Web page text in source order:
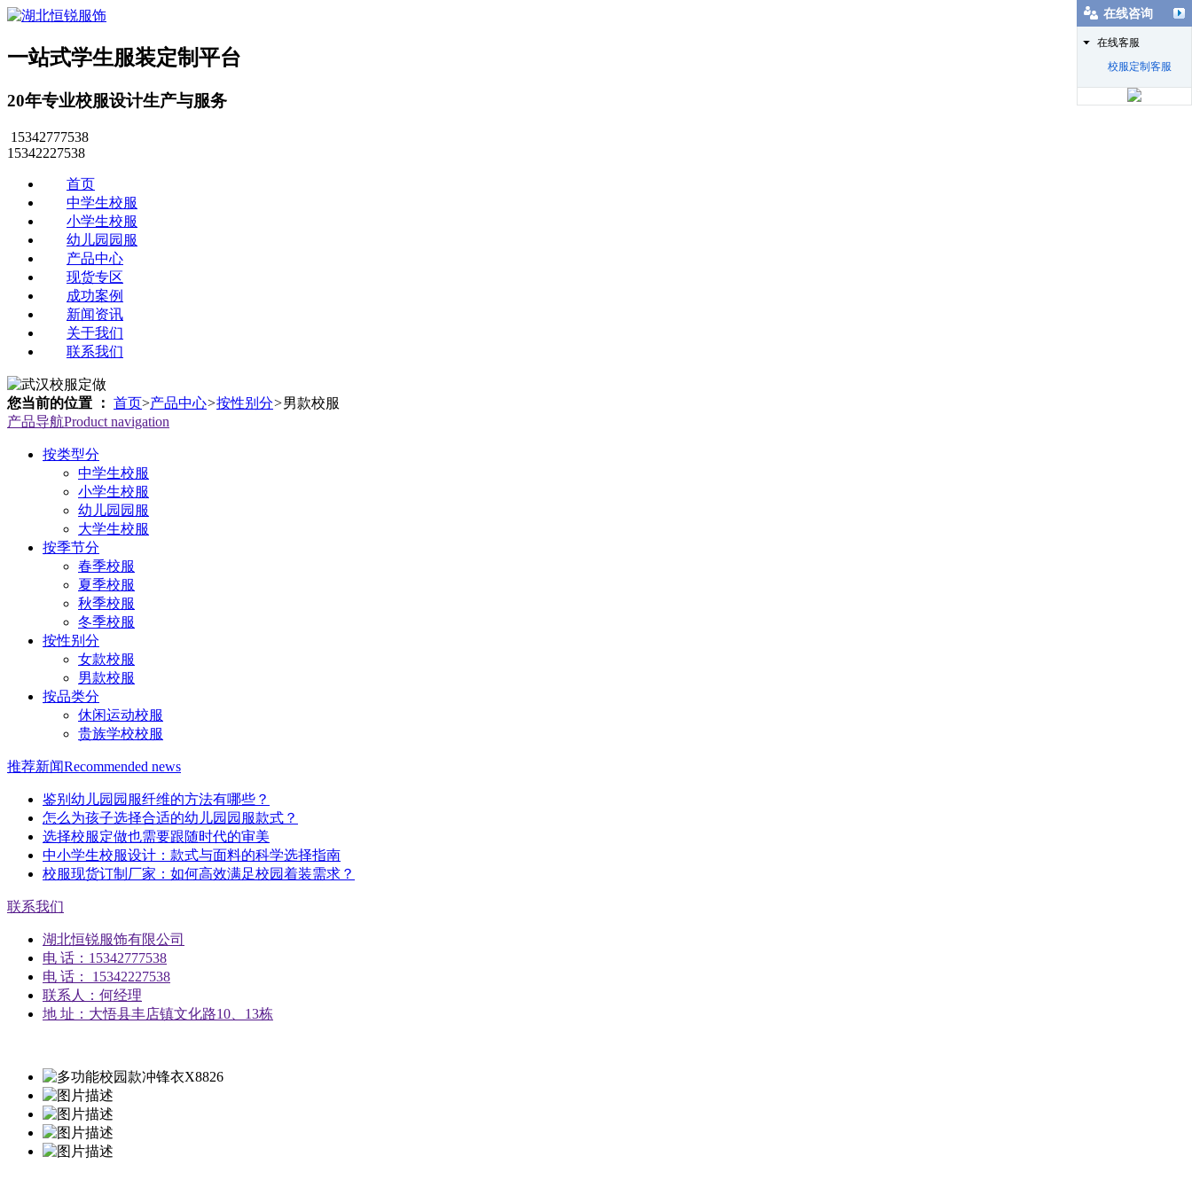
一站式学生服装定制平台
20年专业校服设计生产与服务
15342777538
15342227538
首页
中学生校服
小学生校服
幼儿园园服
产品中心
现货专区
成功案例
新闻资讯
关于我们
联系我们
您当前的位置 ： 首页>产品中心>按性别分>男款校服
产品导航Product navigation
按类型分
中学生校服
小学生校服
幼儿园园服
大学生校服
按季节分
春季校服
夏季校服
秋季校服
冬季校服
按性别分
女款校服
男款校服
按品类分
休闲运动校服
贵族学校校服
推荐新闻Recommended news
鉴别幼儿园园服纤维的方法有哪些？
怎么为孩子选择合适的幼儿园园服款式？
选择校服定做也需要跟随时代的审美
中小学生校服设计：款式与面料的科学选择指南
校服现货订制厂家：如何高效满足校园着装需求？
联系我们
湖北恒锐服饰有限公司
电 话：15342777538
电 话： 15342227538
联系人：何经理
地 址：大悟县丰店镇文化路10、13栋
在线咨询
在线客服
校服定制客服